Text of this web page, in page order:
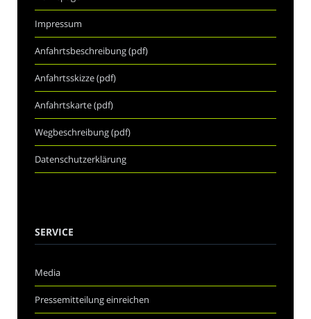
Impressum
Anfahrtsbeschreibung (pdf)
Anfahrtsskizze (pdf)
Anfahrtskarte (pdf)
Wegbeschreibung (pdf)
Datenschutzerklärung
SERVICE
Media
Pressemitteilung einreichen